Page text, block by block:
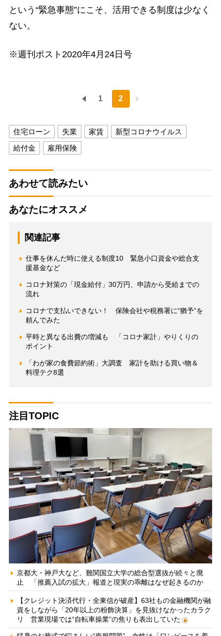
という“緊急事態”にこそ、活用できる制度は少なく
ない。
※週刊ポスト2020年4月24日号
1 2
住宅ローン 失業 家賃
新型コロナウイルス
給付金
雇用保険
あわせて読みたい
あなたにオススメ
関連記事
仕事を休んだ時に使える制度10 緊急小口資金や総合支
援基金など
コロナ対策の「現金給付」30万円、申請から受給までの
流れ
コロナで支払いできない！ 保険会社や税務署に“猶予”を
頼んでみた
平時と異なる出費の増減も 「コロナ家計」やりくりの
ポイント
「わが家の食費節約術」大調査 家計を助ける買い物＆
料理テク8選
注目TOPIC
京都大・神戸大など、難関国立大学の総合型選抜が続々と廃
止 「推薦入試の拡大」報道と現実の乖離はなぜ起きるのか
【クレジット決済代行・全東信が破産】63社もの金融機関が融
資をしながら「20年以上の粉飾決算」を見抜けなかったカラク
リ 営業現場では“自転車操業”の焦りも表出していた